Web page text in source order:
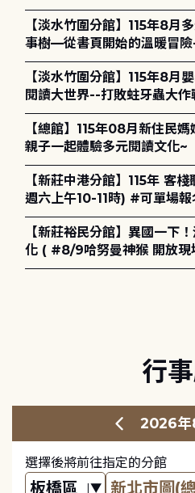
【淡水竹圍分館】115年8月
事樹—從書頁開始的溫暖冒
電章魚》
【淡水竹圍分館】115年8月
閱讀大世界--打敗蛀牙蟲大
護全攻略》
【總館】115年08月新住民
親子一起體驗多元閱讀文化~
【新莊中港分館】115年 客
週六上午10-11時) #可單場
【新莊裕民分館】異國一下
化 ( #8/9哈努曼神猴 開放現
行
2026年
選擇後將前往指定的分館